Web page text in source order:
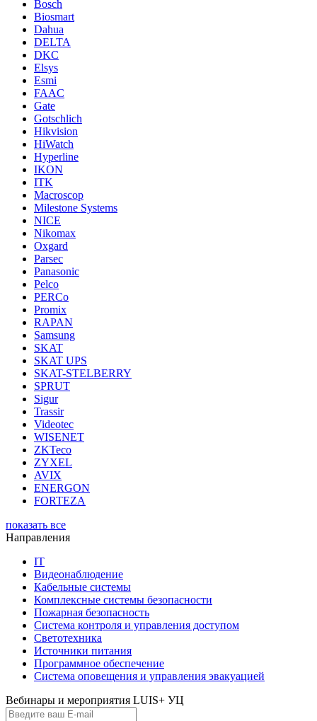
Bosch
Biosmart
Dahua
DELTA
DKC
Elsys
Esmi
FAAC
Gate
Gotschlich
Hikvision
HiWatch
Hyperline
IKON
ITK
Macroscop
Milestone Systems
NICE
Nikomax
Oxgard
Parsec
Panasonic
Pelco
PERCo
Promix
RAPAN
Samsung
SKAT
SKAT UPS
SKAT-STELBERRY
SPRUT
Sigur
Trassir
Videotec
WISENET
ZKTeco
ZYXEL
AVIX
ENERGON
FORTEZA
показать все
Направления
IT
Видеонаблюдение
Кабельные системы
Комплексные системы безопасности
Пожарная безопасность
Система контроля и управления доступом
Светотехника
Источники питания
Программное обеспечение
Система оповещения и управления эвакуацией
Вебинары и мероприятия LUIS+ УЦ